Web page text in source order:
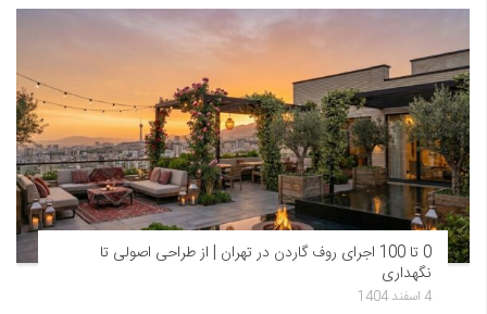
0 تا 100 اجرای روف گاردن در تهران | از طراحی اصولی تا
نگهداری
4 اسفند 1404